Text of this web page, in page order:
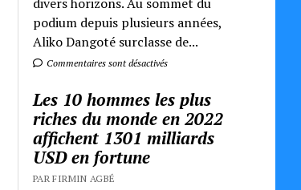
podium depuis plusieurs années,
Aliko Dangoté surclasse de...
Commentaires sont désactivés
Les 10 hommes les plus
riches du monde en 2022
affichent 1301 milliards
USD en fortune
PAR FIRMIN AGBÉ